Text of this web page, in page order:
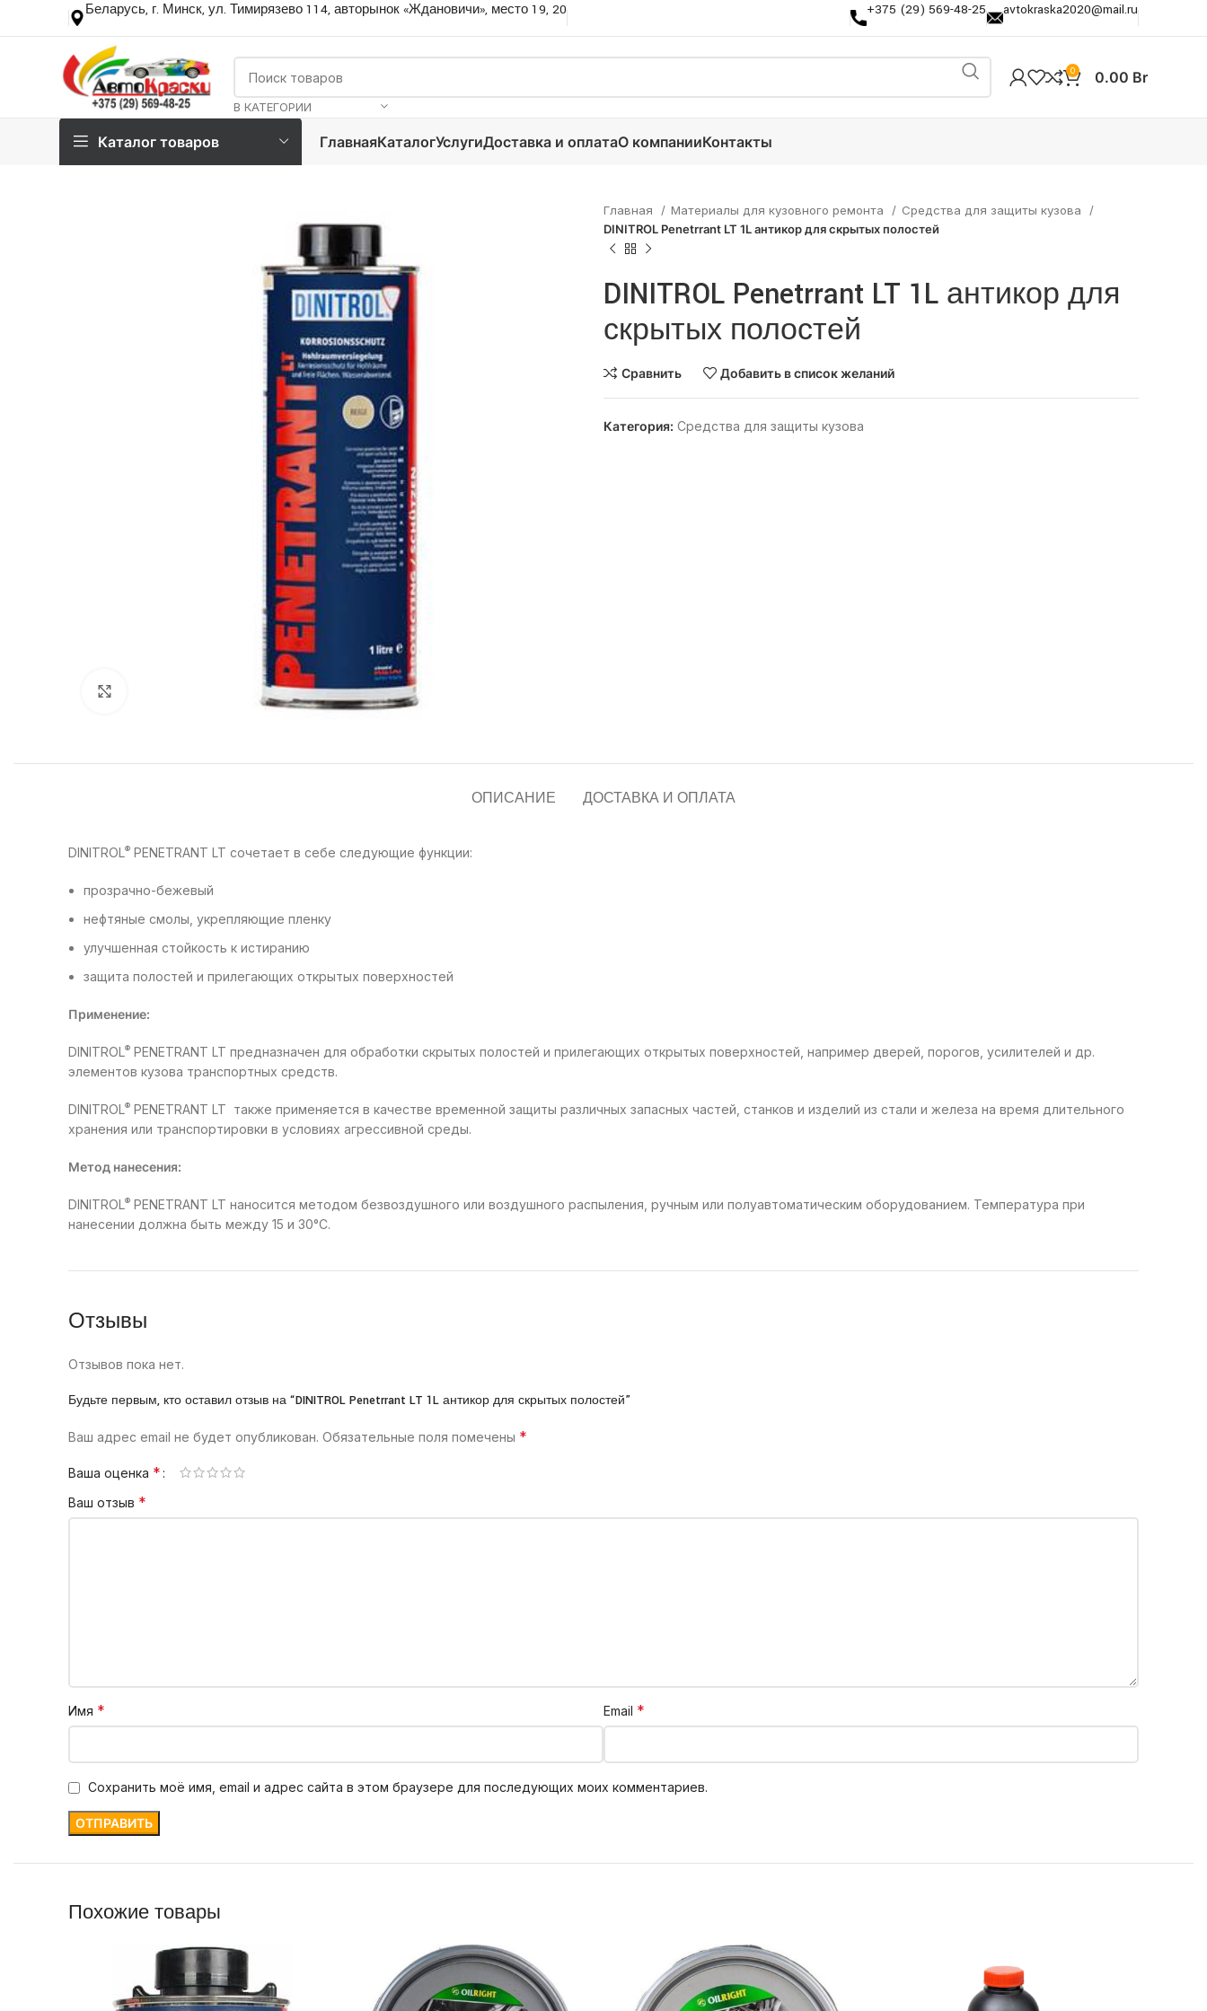
Беларусь, г. Минск, ул. Тимирязево 114, авторынок «Ждановичи», место 19, 20 +375 (29) 569-48-25 avtokraska2020@mail.ru
В КАТЕГОРИИ
0 0.00 Br
Каталог товаров ГлавнаяКаталогУслугиДоставка и оплатаО компанииКонтакты
Нажмите, чтобы увеличить
Главная Материалы для кузовного ремонта
Средства для защиты кузова
DINITROL Penetrrant LT 1L антикор для скрытых полостей
DINITROL Penetrrant LT 1L антикор для
скрытых полостей
Сравнить Добавить в список желаний
Категория: Средства для защиты кузова
ОПИСАНИЕ ДОСТАВКА И ОПЛАТА
DINITROL® PENETRANT LT сочетает в себе следующие функции:
прозрачно-бежевый
нефтяные смолы, укрепляющие пленку
улучшенная стойкость к истиранию
защита полостей и прилегающих открытых поверхностей
Применение:
DINITROL® PENETRANT LT предназначен для обработки скрытых полостей и прилегающих открытых поверхностей, например дверей, порогов, усилителей и др.
элементов кузова транспортных средств.
DINITROL® PENETRANT LT также применяется в качестве временной защиты различных запасных частей, станков и изделий из стали и железа на время длительного
хранения или транспортировки в условиях агрессивной среды.
Метод нанесения:
DINITROL® PENETRANT LT наносится методом безвоздушного или воздушного распыления, ручным или полуавтоматическим оборудованием. Температура при
нанесении должна быть между 15 и 30°С.
Отзывы
Отзывов пока нет.
Будьте первым, кто оставил отзыв на “DINITROL Penetrrant LT 1L антикор для скрытых полостей”
Ваш адрес email не будет опубликован. Обязательные поля помечены *
Ваша оценка *
Ваш отзыв *
Имя * Email *
Сохранить моё имя, email и адрес сайта в этом браузере для последующих моих комментариев.
Похожие товары